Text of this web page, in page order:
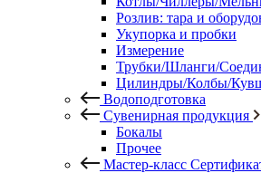
Розлив: тара и
Укупорка и пробки
Измерение
Трубки/Шланги/
Цилиндры/Колбы/
Водоподготовка
Сувенирная продукция
Бокалы
Прочее
Мастер-класс